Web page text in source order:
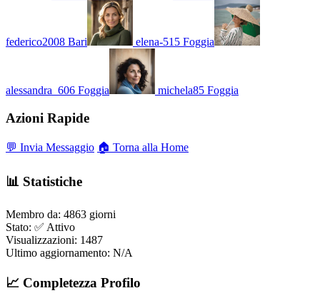
federico2008 Bari elena-515 Foggia
alessandra_606 Foggia michela85 Foggia
Azioni Rapide
💬 Invia Messaggio 🏠 Torna alla Home
📊 Statistiche
Membro da: 4863 giorni
Stato: ✅ Attivo
Visualizzazioni: 1487
Ultimo aggiornamento: N/A
📈 Completezza Profilo